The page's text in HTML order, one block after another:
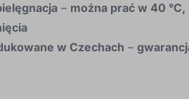
– można prać w 40
w Czechach –